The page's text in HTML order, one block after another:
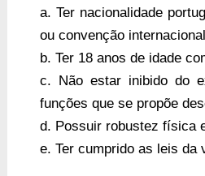
a. Ter nacionalidade
ou convenção
b. Ter 18 anos de idade
c. Não estar inibido do
funções que se propõe
d. Possuir robustez física
e. Ter cumprido as leis da